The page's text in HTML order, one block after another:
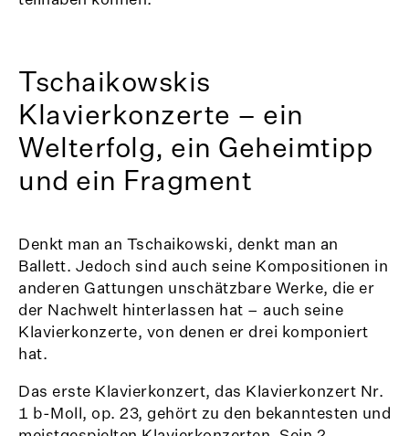
Tschaikowskis
Klavierkonzerte – ein
Welterfolg, ein Geheimtipp
und ein Fragment
Denkt man an Tschaikowski, denkt man an
Ballett. Jedoch sind auch seine Kompositionen in
anderen Gattungen unschätzbare Werke, die er
der Nachwelt hinterlassen hat – auch seine
Klavierkonzerte, von denen er drei komponiert
hat.
Das erste Klavierkonzert, das Klavierkonzert Nr.
1 b-Moll, op. 23, gehört zu den bekanntesten und